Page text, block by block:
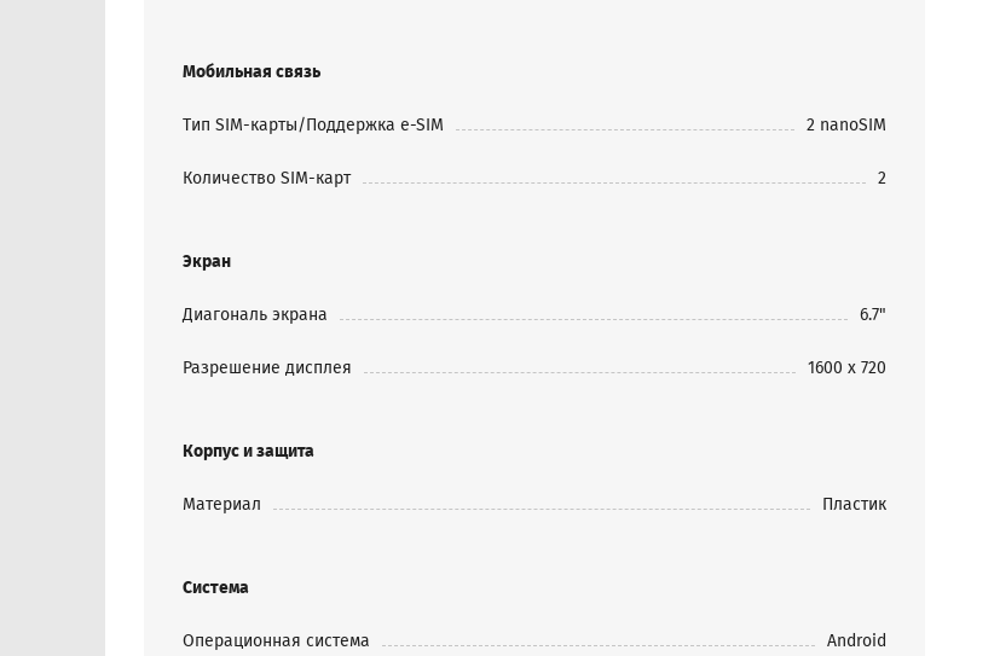
Мобильная связь
Тип SIM-карты/Поддержка e-SIM 2 nanoSIM
Количество SIM-карт 2
Экран
Диагональ экрана 6.7"
Разрешение дисплея 1600 x 720
Корпус и защита
Материал Пластик
Система
Операционная система Android